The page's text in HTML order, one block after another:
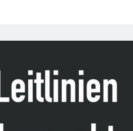
of
epilepticus
in
adult